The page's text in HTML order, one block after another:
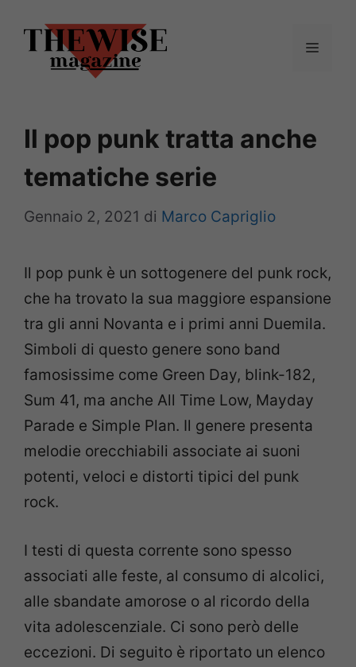
contenuto
Menu
Il pop punk tratta anche
tematiche serie
Gennaio 2, 2021 di Marco Capriglio
Il pop punk è un sottogenere del punk rock,
che ha trovato la sua maggiore espansione
tra gli anni Novanta e i primi anni Duemila.
Simboli di questo genere sono band
famosissime come Green Day, blink-182,
Sum 41, ma anche All Time Low, Mayday
Parade e Simple Plan. Il genere presenta
melodie orecchiabili associate ai suoni
potenti, veloci e distorti tipici del punk
rock.
I testi di questa corrente sono spesso
associati alle feste, al consumo di alcolici,
alle sbandate amorose o al ricordo della
vita adolescenziale. Ci sono però delle
eccezioni. Di seguito è riportato un elenco